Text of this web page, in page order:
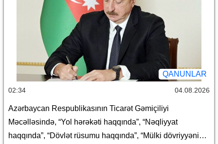
QANUNLAR
02:34 04.08.2026
Azərbaycan Respublikasının Ticarət Gəmiçiliyi
Məcəlləsində, “Yol hərəkəti haqqında”, “Nəqliyyat
haqqında”, “Dövlət rüsumu haqqında”, “Mülki dövriyyənin